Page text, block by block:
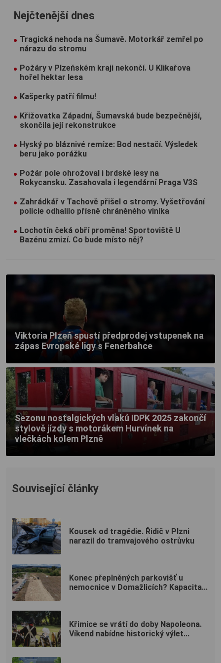
Nejčtenější dnes
Tragická nehoda na Šumavě. Motorkář zemřel po
nárazu do stromu
Požáry v Plzeňském kraji nekončí. U Klikařova
hořel hektar lesa
Kašperky patří filmu!
Křižovatka Západní, Šumavská bude bezpečnější,
skončila její rekonstrukce
Hyský po bláznivé remíze: Bod nestačí. Výsledek
beru jako porážku
Požár pole ohrožoval i brdské lesy na
Rokycansku. Zasahovala i legendární Praga V3S
Zahrádkář v Tachově přišel o stromy. Vyšetřování
policie odhalilo přísně chráněného viníka
Lochotín čeká obří proměna! Sportoviště U
Bazénu zmizí. Co bude místo něj?
Viktoria Plzeň spustí předprodej vstupenek na
zápas Evropské ligy s Fenerbahce
Sezonu nostalgických vlaků IDPK 2025 zakončí
stylově jízdy s motorákem Hurvínek na
vlečkách kolem Plzně
Související články
Kousek od tragédie. Řidič v Plzni
narazil do tramvajového ostrůvku
Konec přeplněných parkovišť u
nemocnice v Domažlicích? Kapacita...
Křimice se vrátí do doby Napoleona.
Víkend nabídne historický výlet...